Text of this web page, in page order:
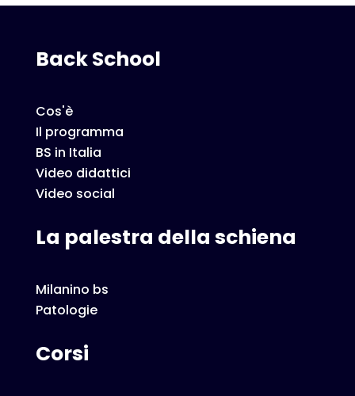
Back School
Cos'è
Il programma
BS in Italia
Video didattici
Video social
La palestra della schiena
Milanino bs
Patologie
Corsi